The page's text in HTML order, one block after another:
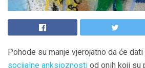
Pohode su manje vjerojatno da će
socijalne anksioznosti od onih koji su